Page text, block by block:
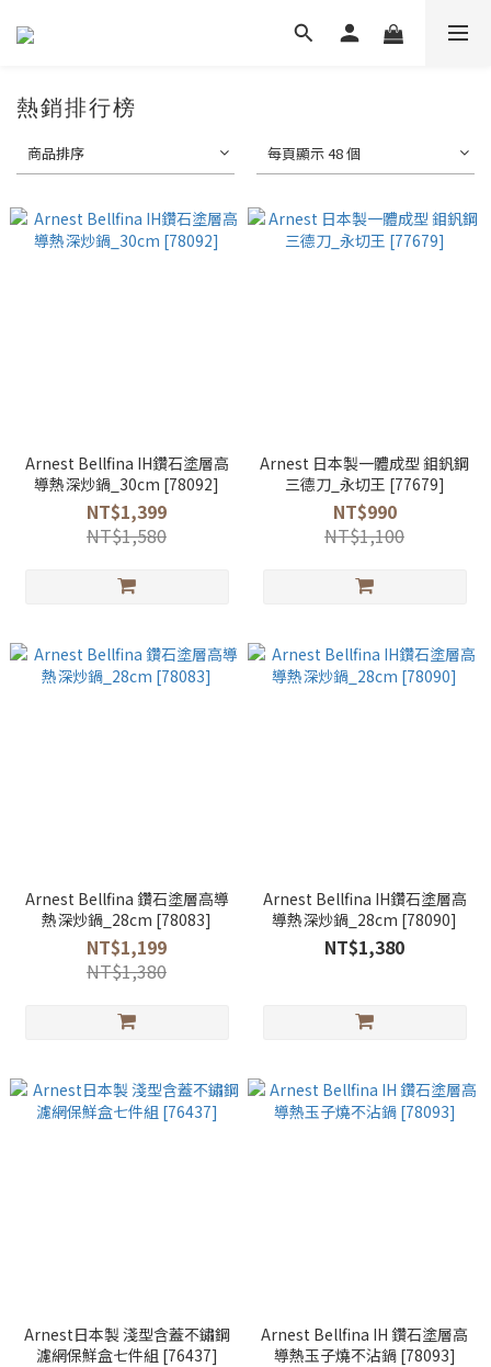
熱銷排行榜
商品排序 每頁顯示 48 個
Arnest Bellfina IH鑽石塗層高
導熱深炒鍋_30cm [78092]
NT$1,399
NT$1,580
Arnest 日本製一體成型 鉬釩鋼
三德刀_永切王 [77679]
NT$990
NT$1,100
Arnest Bellfina 鑽石塗層高導
熱深炒鍋_28cm [78083]
NT$1,199
NT$1,380
Arnest Bellfina IH鑽石塗層高
導熱深炒鍋_28cm [78090]
NT$1,380
Arnest日本製 淺型含蓋不鏽鋼
濾網保鮮盒七件組 [76437]
Arnest Bellfina IH 鑽石塗層高
導熱玉子燒不沾鍋 [78093]